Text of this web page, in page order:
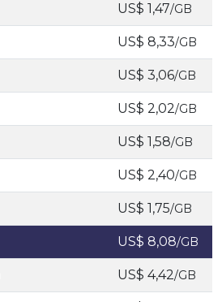
US$ 1,47/GB
US$ 8,33/GB
US$ 3,06/GB
US$ 2,02/GB
US$ 1,58/GB
US$ 2,40/GB
US$ 1,75/GB
US$ 8,08/GB
US$ 4,42/GB